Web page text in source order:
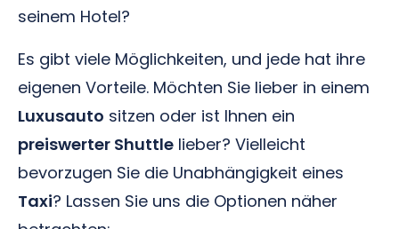
seinem Hotel?
Es gibt viele Möglichkeiten, und jede hat ihre
eigenen Vorteile. Möchten Sie lieber in einem
Luxusauto sitzen oder ist Ihnen ein
preiswerter Shuttle lieber? Vielleicht
bevorzugen Sie die Unabhängigkeit eines
Taxi? Lassen Sie uns die Optionen näher